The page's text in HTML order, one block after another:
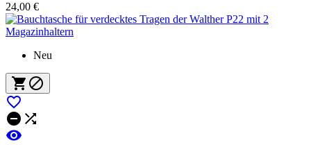
24,00 €
Neu
 

 
